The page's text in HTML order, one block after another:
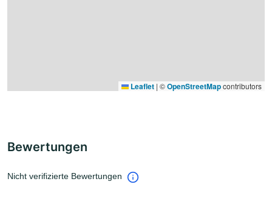
Leaflet | ©OpenStreetMapcontributors
Bewertungen
Nicht verifizierte Bewertungen